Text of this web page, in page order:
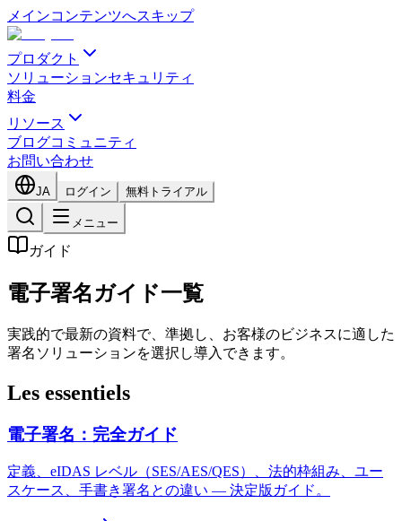
メインコンテンツへスキップ
プロダクト
ソリューションセキュリティ
料金
リソース
ブログコミュニティ
お問い合わせ
JA ログイン 無料トライアル
メニュー
ガイド
電子署名ガイド一覧
実践的で最新の資料で、準拠し、お客様のビジネスに適した
署名ソリューションを選択し導入できます。
Les essentiels
電子署名：完全ガイド
定義、eIDAS レベル（SES/AES/QES）、法的枠組み、ユー
スケース、手書き署名との違い — 決定版ガイド。